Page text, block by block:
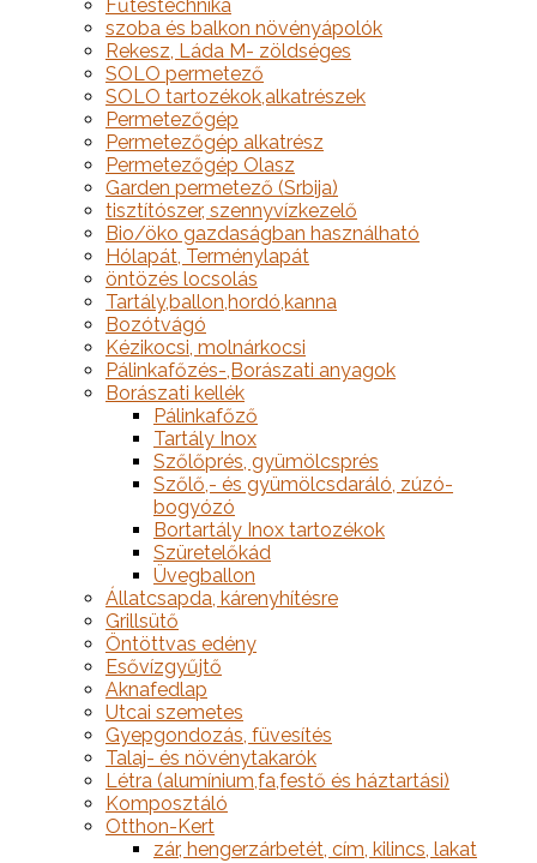
Fűtéstechnika
szoba és balkon növényápolók
Rekesz, Láda M- zöldséges
SOLO permetező
SOLO tartozékok,alkatrészek
Permetezőgép
Permetezőgép alkatrész
Permetezőgép Olasz
Garden permetező (Srbija)
tisztítószer, szennyvízkezelő
Bio/öko gazdaságban használható
Hólapát, Terménylapát
öntözés locsolás
Tartály,ballon,hordó,kanna
Bozótvágó
Kézikocsi, molnárkocsi
Pálinkafőzés-,Borászati anyagok
Borászati kellék
Pálinkafőző
Tartály Inox
Szőlőprés, gyümölcsprés
Szőlő,- és gyümölcsdaráló, zúzó-
bogyózó
Bortartály Inox tartozékok
Szüretelőkád
Üvegballon
Állatcsapda, kárenyhítésre
Grillsütő
Öntöttvas edény
Esővízgyűjtő
Aknafedlap
Utcai szemetes
Gyepgondozás, füvesítés
Talaj- és növénytakarók
Létra (alumínium,fa,festő és háztartási)
Komposztáló
Otthon-Kert
zár, hengerzárbetét, cím, kilincs, lakat